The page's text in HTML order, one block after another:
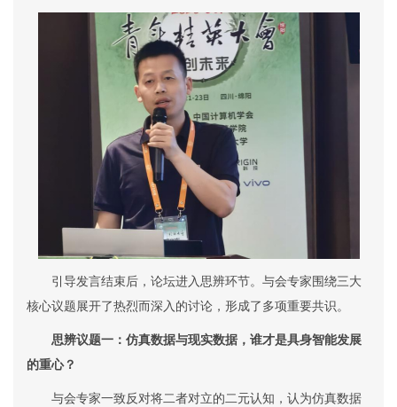
引导发言结束后，论坛进入思辨环节。与会专家围绕三大
核心议题展开了热烈而深入的讨论，形成了多项重要共识。
思辨议题一：仿真数据与现实数据，谁才是具身智能发展
的重心？
与会专家一致反对将二者对立的二元认知，认为仿真数据